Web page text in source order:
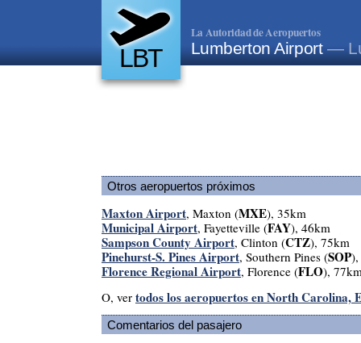
LBT
La Autoridad de Aeropuertos
Lumberton Airport—
Otros aeropuertos próximos
Maxton Airport, Maxton (MXE), 35km
Municipal Airport, Fayetteville (FAY), 46km
Sampson County Airport, Clinton (CTZ), 75km
Pinehurst-S. Pines Airport, Southern Pines (SOP
Florence Regional Airport, Florence (FLO),
O, ver todos los aeropuertos en North Carolina,
Comentarios del pasajero